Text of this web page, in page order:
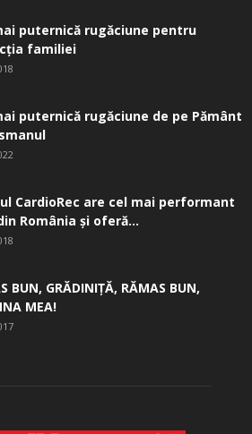
puternică rugăciune pentru
familiei
puternică rugăciune de pe Pământ
CardioRec are cel mai performant
România și oferă...
BUN, GRĂDINIŢĂ, ­RĂMAS BUN,
MEA!